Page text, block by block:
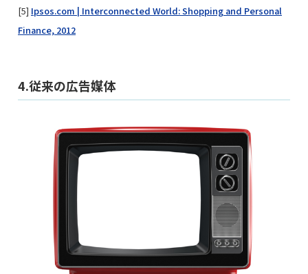
[5] Ipsos.com | Interconnected World: Shopping and Personal
Finance, 2012
4.従来の広告媒体